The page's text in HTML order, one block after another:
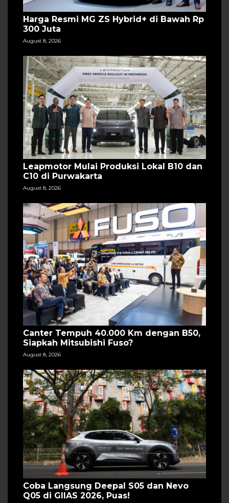
Harga Resmi MG ZS Hybrid+ di Bawah Rp
300 Juta
August 8, 2026
Leapmotor Mulai Produksi Lokal B10 dan
C10 di Purwakarta
August 8, 2026
Canter Tempuh 40.000 Km dengan B50,
Siapkah Mitsubishi Fuso?
August 8, 2026
Coba Langsung Deepal S05 dan Nevo
Q05 di GIIAS 2026, Puas!